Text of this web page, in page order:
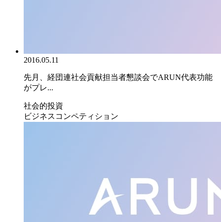
2016.05.11
先月、経団連社会貢献担当者懇談会でARUN代表功能
がプレ...
社会的投資
ビジネスコンペティション